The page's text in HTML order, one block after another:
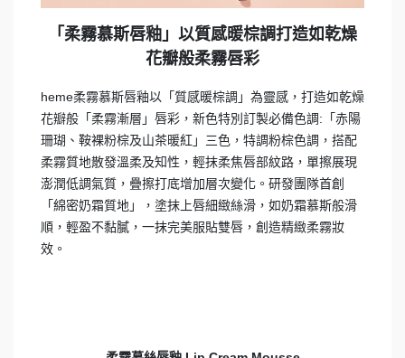
「柔霧慕斯唇釉」以質感暖棕調打造如乾燥
花瓣般柔霧唇彩
heme柔霧慕斯唇釉以「質感暖棕調」為靈感，打造如乾燥
花瓣般「柔霧漸層」唇彩，新色特別訂製必備色調:「赤陽
珊瑚、鞍裸粉棕及山茶暖紅」三色，特調粉棕色調，搭配
柔霧質地散發溫柔及知性，輕抹柔焦唇部紋路，單擦展現
澎潤低調氣質，疊擦打底增加層次變化。研發團隊首創
「綿密奶霜質地」，塗抹上唇細緻絲滑，如奶霜慕斯般滑
順，輕盈不黏膩，一抹完美服貼雙唇，創造精緻柔霧妝
效。